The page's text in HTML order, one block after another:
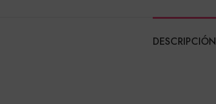
DESCRIPCIÓN